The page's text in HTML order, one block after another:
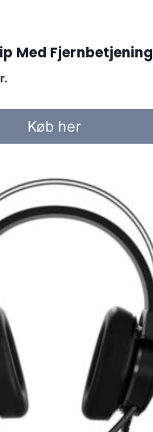
Med Fjernbetjening
199.00 kr..
Køb her